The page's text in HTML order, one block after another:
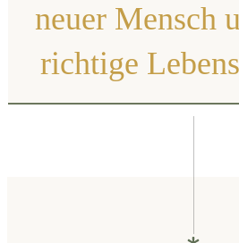
neuer Mensch
richtige